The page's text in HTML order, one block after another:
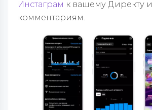
Инстаграм к вашему Директу и
комментариям.